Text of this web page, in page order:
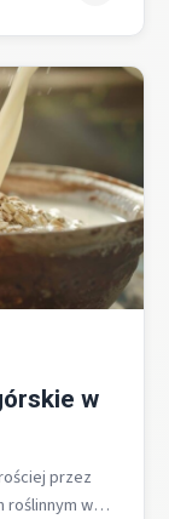
w
przez
roślinnym w